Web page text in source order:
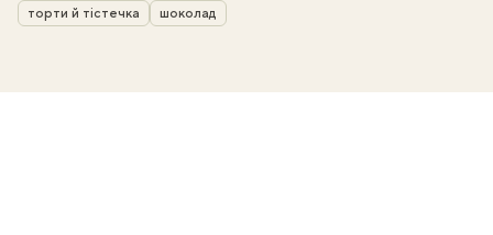
торти й тістечка шоколад